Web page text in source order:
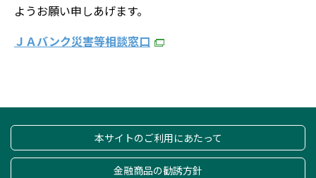
ようお願い申しあげます。
ＪＡバンク災害等相談窓口
本サイトのご利用にあたって
金融商品の勧誘方針